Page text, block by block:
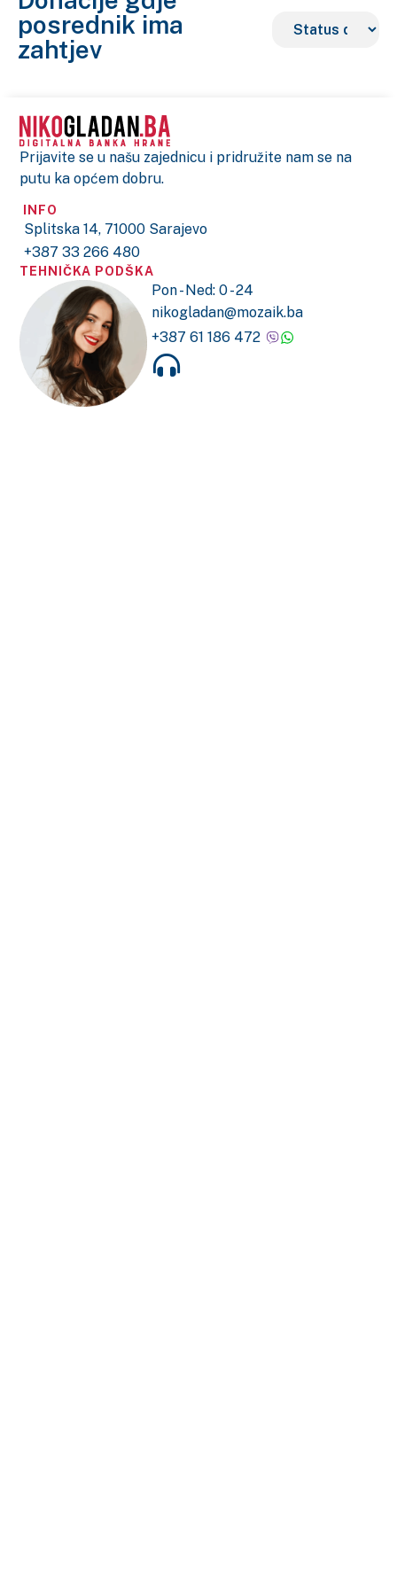
posrednik ima
zahtjev
Prijavite se u našu zajednicu i pridružite nam se na
putu ka općem dobru.
INFO
Splitska 14, 71000 Sarajevo
+387 33 266 480
TEHNIČKA PODŠKA
Pon - Ned: 0 - 24
nikogladan@mozaik.ba
+387 61 186 472